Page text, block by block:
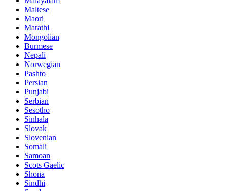
Maltese
Maori
Marathi
Mongolian
Burmese
Nepali
Norwegian
Pashto
Persian
Punjabi
Serbian
Sesotho
Sinhala
Slovak
Slovenian
Somali
Samoan
Scots Gaelic
Shona
Sindhi